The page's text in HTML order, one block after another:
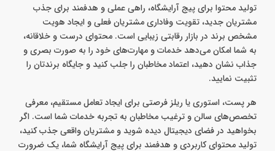
تولید محتوا برای پیج آرایشگاه، راهی عملی و هدفمند برای جذب
مشتریان جدید، تقویت وفاداری مشتریان فعلی و ایجاد هویت
مشخص برند در بازار رقابتی زیبایی است. محتوای درست و خلاقانه،
به شما امکان می‌دهد خدمات و مهارت‌های خود را به ‌صورت بصری و
جذاب نشان دهید، اعتماد مخاطبان را جلب کنید و جایگاه برندتان را
تثبیت نمایید.
هر پست، استوری یا ریلز فرصتی برای ایجاد تعامل مستقیم، معرفی
تخصص‌های سالن و ترغیب مخاطبان به تجربه خدمات شما است. اگر
بخواهید در فضای دیجیتال دیده شوید و مشتریان واقعی جذب کنید،
تولید محتوای کاربردی و هدفمند برای پیج آرایشگاه شما، یک ضرورت